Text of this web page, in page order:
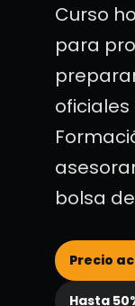
Curso
para
oficiales
bolsa
Precio
Hasta